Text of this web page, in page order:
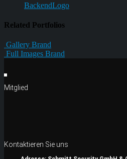
BackendLogo
Related Portfolios
Gallery Brand
Full Images Brand
Mitglied
Kontaktieren Sie uns